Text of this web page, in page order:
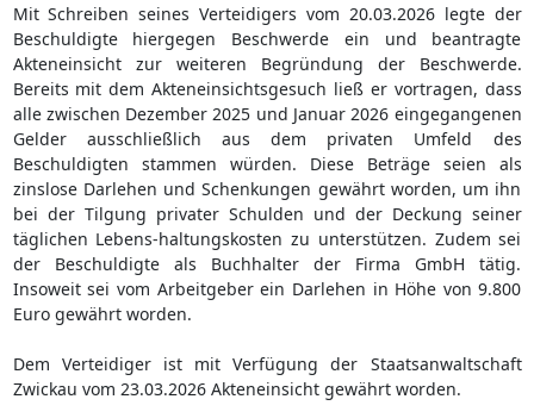
Mit Schreiben seines Verteidigers vom 20.03.2026 legte der
Beschuldigte hiergegen Beschwerde ein und beantragte
Akteneinsicht zur weiteren Begründung der Beschwerde.
Bereits mit dem Akteneinsichtsgesuch ließ er vortragen, dass
alle zwischen Dezember 2025 und Januar 2026 eingegangenen
Gelder ausschließlich aus dem privaten Umfeld des
Beschuldigten stammen würden. Diese Beträge seien als
zinslose Darlehen und Schenkungen gewährt worden, um ihn
bei der Tilgung privater Schulden und der Deckung seiner
täglichen Lebens-haltungskosten zu unterstützen. Zudem sei
der Beschuldigte als Buchhalter der Firma GmbH tätig.
Insoweit sei vom Arbeitgeber ein Darlehen in Höhe von 9.800
Euro gewährt worden.
Dem Verteidiger ist mit Verfügung der Staatsanwaltschaft
Zwickau vom 23.03.2026 Akteneinsicht gewährt worden.